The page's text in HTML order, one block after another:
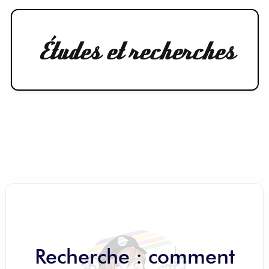
Études et recherches
Recherche : comment